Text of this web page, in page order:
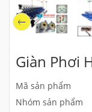
Giàn Phơi
Mã sản phẩm
Nhóm sản phẩm